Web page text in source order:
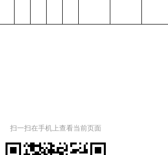
扫一扫在手机上查看当前页面